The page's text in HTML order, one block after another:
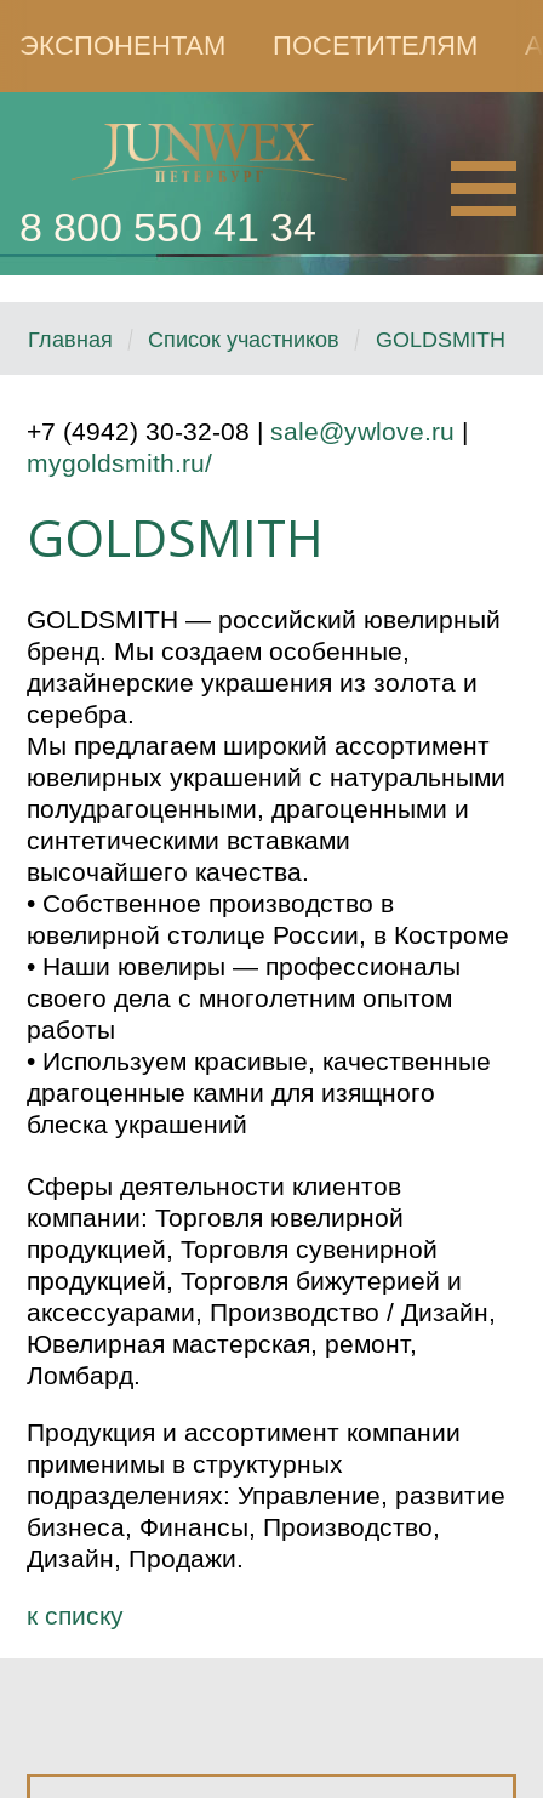
ЭКСПОНЕНТАМ ПОСЕТИТЕЛЯМ
8 800 550 41 34
Главная Список участников GOLDSMITH
+7 (4942) 30-32-08 |sale@ywlove.ru |
mygoldsmith.ru/
GOLDSMITH
GOLDSMITH — российский ювелирный
бренд. Мы создаем особенные,
дизайнерские украшения из золота и
серебра.
Мы предлагаем широкий ассортимент
ювелирных украшений с натуральными
полудрагоценными, драгоценными и
синтетическими вставками
высочайшего качества.
• Собственное производство в
ювелирной столице России, в Костроме
• Наши ювелиры — профессионалы
своего дела с многолетним опытом
работы
• Используем красивые, качественные
драгоценные камни для изящного
блеска украшений
Сферы деятельности клиентов
компании: Торговля ювелирной
продукцией, Торговля сувенирной
продукцией, Торговля бижутерией и
аксессуарами, Производство / Дизайн,
Ювелирная мастерская, ремонт,
Ломбард.
Продукция и ассортимент компании
применимы в структурных
подразделениях: Управление, развитие
бизнеса, Финансы, Производство,
Дизайн, Продажи.
к спиcку